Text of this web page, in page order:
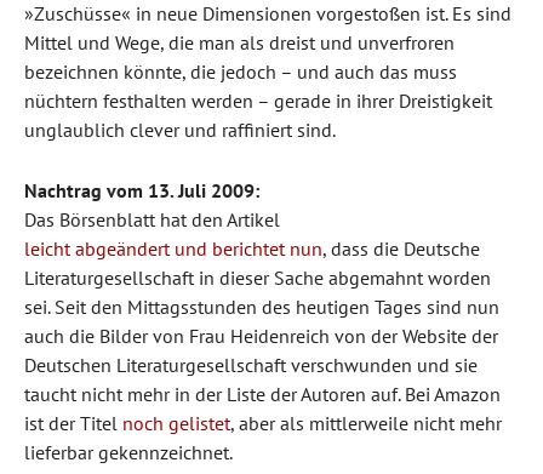
»Zuschüsse« in neue Dimensionen vorgestoßen ist. Es sind
Mittel und Wege, die man als dreist und unverfroren
bezeichnen könnte, die jedoch – und auch das muss
nüchtern festhalten werden – gerade in ihrer Dreistigkeit
unglaublich clever und raffiniert sind.
Nachtrag vom 13. Juli 2009:
Das Börsenblatt hat den Artikel
leicht abgeändert und berichtet nun, dass die Deutsche
Literaturgesellschaft in dieser Sache abgemahnt worden
sei. Seit den Mittagsstunden des heutigen Tages sind nun
auch die Bilder von Frau Heidenreich von der Website der
Deutschen Literaturgesellschaft verschwunden und sie
taucht nicht mehr in der Liste der Autoren auf. Bei Amazon
ist der Titel noch gelistet, aber als mittlerweile nicht mehr
lieferbar gekennzeichnet.